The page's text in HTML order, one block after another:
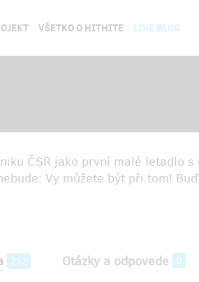
VŠETKO O HITHITE LIVE BLOG
ČSR jako první malé letadlo
Vy můžete být při tom!
252 Otázky a odpovede 0